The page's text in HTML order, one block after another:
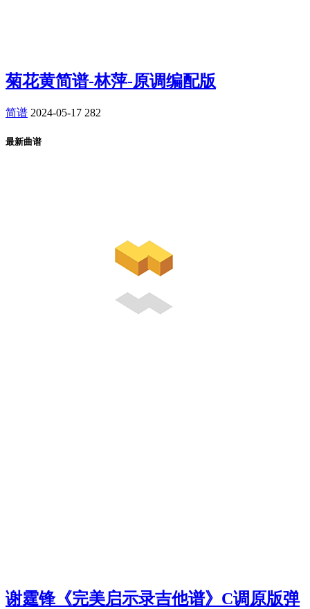
菊花黄简谱-林萍-原调编配版
简谱 2024-05-17 282
最新曲谱
谢霆锋《完美启示录吉他谱》C调原版弹